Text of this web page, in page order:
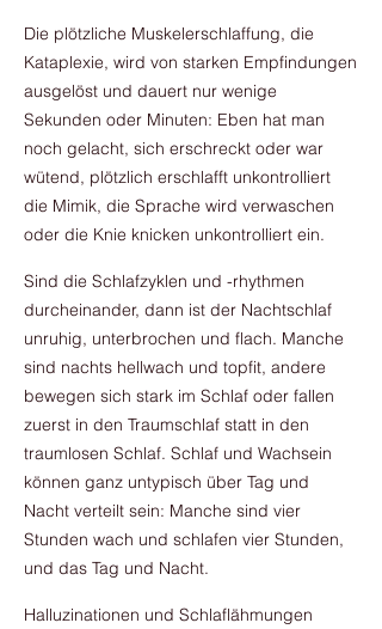
Die plötzliche Muskelerschlaffung, die
Kataplexie, wird von starken Empfindungen
ausgelöst und dauert nur wenige
Sekunden oder Minuten: Eben hat man
noch gelacht, sich erschreckt oder war
wütend, plötzlich erschlafft unkontrolliert
die Mimik, die Sprache wird verwaschen
oder die Knie knicken unkontrolliert ein.
Sind die Schlafzyklen und -rhythmen
durcheinander, dann ist der Nachtschlaf
unruhig, unterbrochen und flach. Manche
sind nachts hellwach und topfit, andere
bewegen sich stark im Schlaf oder fallen
zuerst in den Traumschlaf statt in den
traumlosen Schlaf. Schlaf und Wachsein
können ganz untypisch über Tag und
Nacht verteilt sein: Manche sind vier
Stunden wach und schlafen vier Stunden,
und das Tag und Nacht.
Halluzinationen und Schlaflähmungen